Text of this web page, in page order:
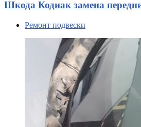
Шкода Кодиак замена
Ремонт подвески